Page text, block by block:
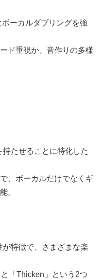
ーカルダブリングを強
ド重視か、音作りの多様
たせることに特化した
、ボーカルだけでなくギ
。
特徴で、さまざまな楽
「Thicken」という2つ